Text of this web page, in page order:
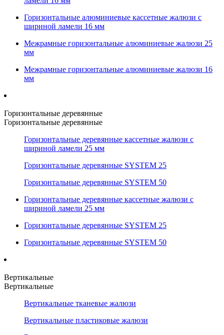
Горизонтальные алюминиевые кассетные жалюзи с
шириной ламели 16 мм
Межрамные горизонтальные алюминиевые жалюзи 25
мм
Межрамные горизонтальные алюминиевые жалюзи 16
мм
Горизонтальные деревянные
Горизонтальные деревянные
Горизонтальные деревянные кассетные жалюзи с
шириной ламели 25 мм
Горизонтальные деревянные SYSTEM 25
Горизонтальные деревянные SYSTEM 50
Горизонтальные деревянные кассетные жалюзи с
шириной ламели 25 мм
Горизонтальные деревянные SYSTEM 25
Горизонтальные деревянные SYSTEM 50
Вертикальные
Вертикальные
Вертикальные тканевые жалюзи
Вертикальные пластиковые жалюзи